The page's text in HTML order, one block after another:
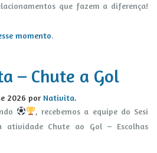
que fazem a diferença!
momento.
– Chute a Gol
2026 por Nativita.
, recebemos a equipe do Sesi
Chute ao Gol – Escolhas